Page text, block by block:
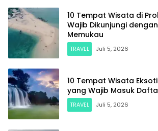
10 Tempat Wisata di
Wajib Dikunjungi
Memukau
TRAVEL Juli 5, 2026
10 Tempat Wisata
yang Wajib Masuk
TRAVEL Juli 5, 2026